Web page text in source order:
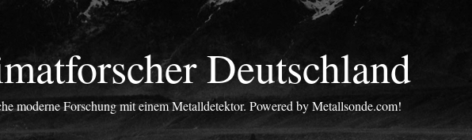
Deutschland
moderne Forschung mit einem Metalldetektor. Powered by Metallsonde.com!